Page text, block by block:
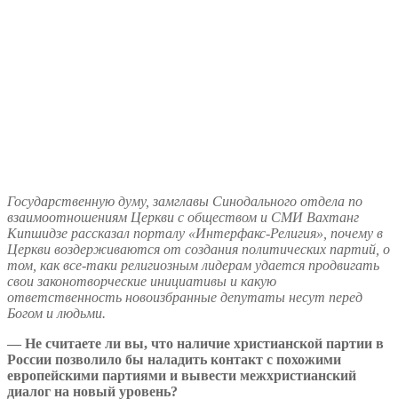
Государственную думу, замглавы Синодального отдела по
взаимоотношениям Церкви с обществом и СМИ Вахтанг
Кипшидзе рассказал порталу «Интерфакс-Религия», почему в
Церкви воздерживаются от создания политических партий, о
том, как все-таки религиозным лидерам удается продвигать
свои законотворческие инициативы и какую
ответственность новоизбранные депутаты несут перед
Богом и людьми.
— Не считаете ли вы, что наличие христианской партии в
России позволило бы наладить контакт с похожими
европейскими партиями и вывести межхристианский
диалог на новый уровень?